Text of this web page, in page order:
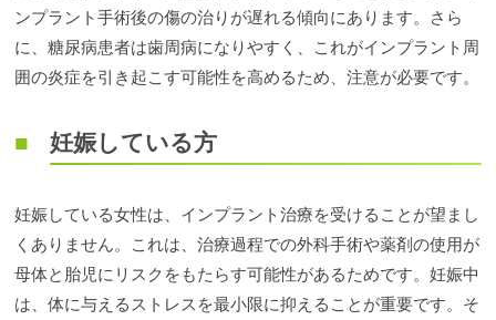
ンプラント手術後の傷の治りが遅れる傾向にあります。さら
に、糖尿病患者は歯周病になりやすく、これがインプラント周
囲の炎症を引き起こす可能性を高めるため、注意が必要です。
妊娠している方
妊娠している女性は、インプラント治療を受けることが望まし
くありません。これは、治療過程での外科手術や薬剤の使用が
母体と胎児にリスクをもたらす可能性があるためです。妊娠中
は、体に与えるストレスを最小限に抑えることが重要です。そ